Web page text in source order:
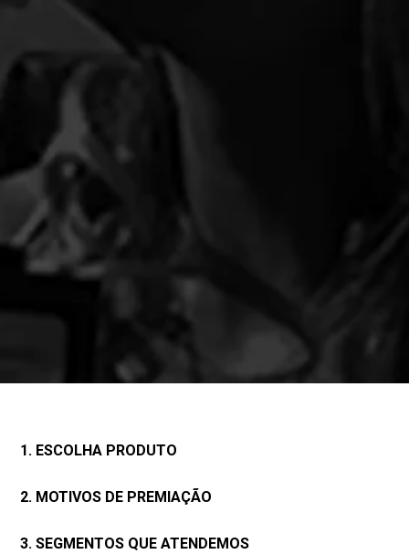
1. ESCOLHA PRODUTO
2. MOTIVOS DE PREMIAÇÃO
3. SEGMENTOS QUE ATENDEMOS